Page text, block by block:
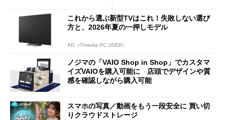
これから選ぶ新型TVはこれ！失敗しない選び
方と、2026年夏の一押しモデル
AD（ITmedia PC USER）
ノジマの「VAIO Shop in Shop」でカスタマ
イズVAIOを購入可能に 店頭でデザインや質
感を確認しながら購入可能
スマホの写真／動画をもう一段安全に 買い切
りクラウドストレージ